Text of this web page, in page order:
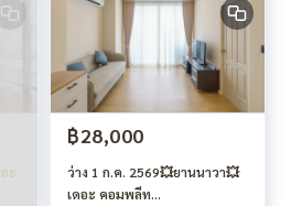
ะ
฿28,000
ว่าง 1 ก.ค. 2569💥ยานนาวา💥
เดอะ คอมพลีท